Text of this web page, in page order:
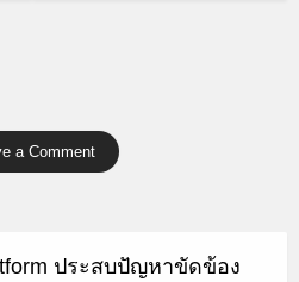
a Comment
ประสบปัญหาขัดข้อง